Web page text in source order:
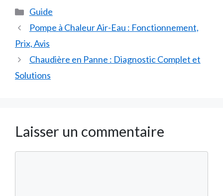
Catégories
Guide
Pompe à Chaleur Air-Eau : Fonctionnement,
Prix, Avis
Chaudière en Panne : Diagnostic Complet et
Solutions
Laisser un commentaire